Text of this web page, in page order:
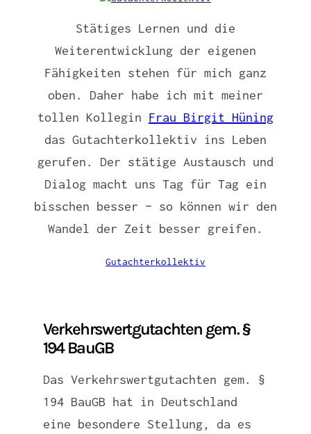
Stätiges Lernen und die
Weiterentwicklung der eigenen
Fähigkeiten stehen für mich ganz
oben. Daher habe ich mit meiner
tollen Kollegin Frau Birgit Hüning
das Gutachterkollektiv ins Leben
gerufen. Der stätige Austausch und
Dialog macht uns Tag für Tag ein
bisschen besser – so können wir den
Wandel der Zeit besser greifen.
Gutachterkollektiv
Verkehrswertgutachten gem. §
194 BauGB
Das Verkehrswertgutachten gem. §
194 BauGB hat in Deutschland
eine besondere Stellung, da es